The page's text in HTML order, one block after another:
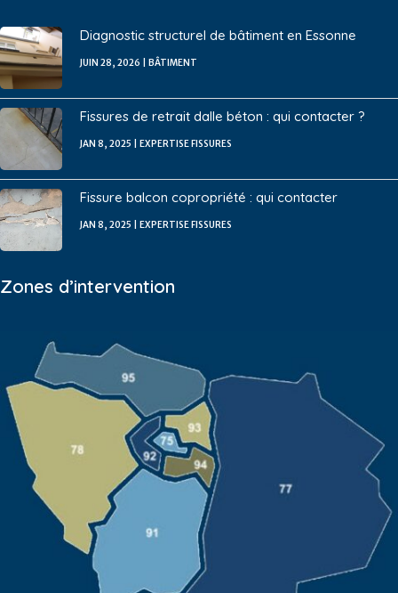
Diagnostic structurel de bâtiment en Essonne
JUIN 28, 2026 BÂTIMENT
Fissures de retrait dalle béton : qui contacter ?
JAN 8, 2025 EXPERTISE FISSURES
Fissure balcon copropriété : qui contacter
JAN 8, 2025 EXPERTISE FISSURES
Zones d’intervention